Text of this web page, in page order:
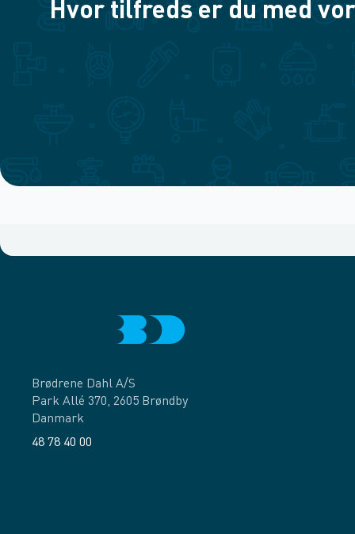
Hvor tilfreds er du med
Brødrene Dahl A/S
Park Allé 370, 2605 Brøndby
Danmark
48 78 40 00